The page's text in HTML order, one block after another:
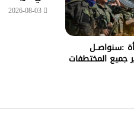
:سنواصــل
جميع المختطفات
2026-08-03